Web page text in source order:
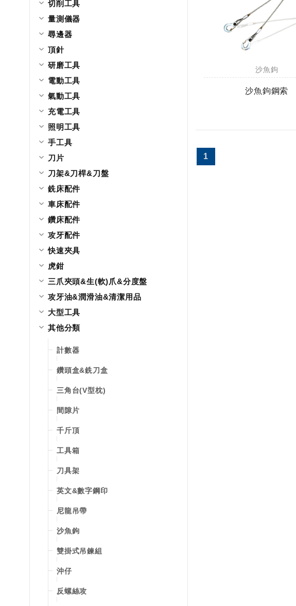
切削工具
量測儀器
尋邊器
頂針
研磨工具
電動工具
氣動工具
充電工具
照明工具
手工具
刀片
刀架&刀桿&刀盤
銑床配件
車床配件
鑽床配件
攻牙配件
快速夾具
虎鉗
三爪夾頭&生(軟)爪&分度盤
攻牙油&潤滑油&清潔用品
大型工具
其他分類
計數器
鑽頭盒&銑刀盒
三角台(V型枕)
間隙片
千斤頂
工具箱
刀具架
英文&數字鋼印
尼龍吊帶
沙魚鉤
雙掛式吊鍊組
沖仔
反螺絲攻
沙魚鉤
沙魚鉤鋼索
1